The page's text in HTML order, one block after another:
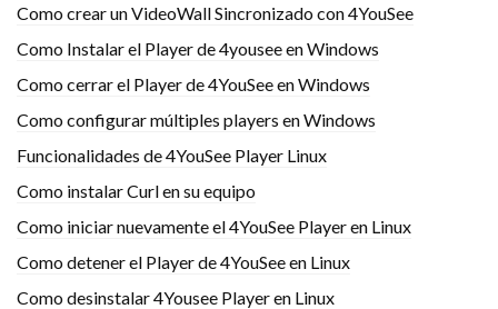
Como crear un VideoWall Sincronizado con 4YouSee
Como Instalar el Player de 4yousee en Windows
Como cerrar el Player de 4YouSee en Windows
Como configurar múltiples players en Windows
Funcionalidades de 4YouSee Player Linux
Como instalar Curl en su equipo
Como iniciar nuevamente el 4YouSee Player en Linux
Como detener el Player de 4YouSee en Linux
Como desinstalar 4Yousee Player en Linux